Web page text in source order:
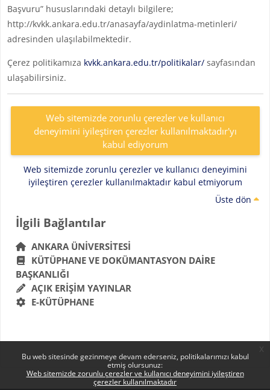
Bu web sitesinde gezinmeye devam ederseniz, politikalarımızı kabul
etmiş olursunuz:
Web sitemizde zorunlu çerezler ve kullanıcı deneyimini iyileştiren
çerezler kullanılmaktadır
Başvuru” hususlarındaki detaylı bilgilere;
http://kvkk.ankara.edu.tr/anasayfa/aydinlatma-metinleri/
adresinden ulaşılabilmektedir.
Çerez politikamıza kvkk.ankara.edu.tr/politikalar/sayfasından
ulaşabilirsiniz.
Web sitemizde zorunlu çerezler ve kullanıcı
deneyimini iyileştiren çerezler kullanılmaktadır'yı
kabul ediyorum
Web sitemizde zorunlu çerezler ve kullanıcı deneyimini
iyileştiren çerezler kullanılmaktadır kabul etmiyorum
Üste dön
Bloklar
İlgili Bağlantılar 'yı atla
İlgili Bağlantılar
ANKARA ÜNIVERSITESI
KÜTÜPHANE VE DOKÜMANTASYON DAIRE
BAŞKANLIĞI
AÇIK ERIŞIM YAYINLAR
E-KÜTÜPHANE